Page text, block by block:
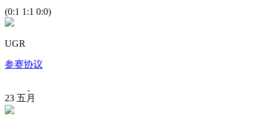
(0:1 1:1 0:0)
UGR
参赛协议
23 五月